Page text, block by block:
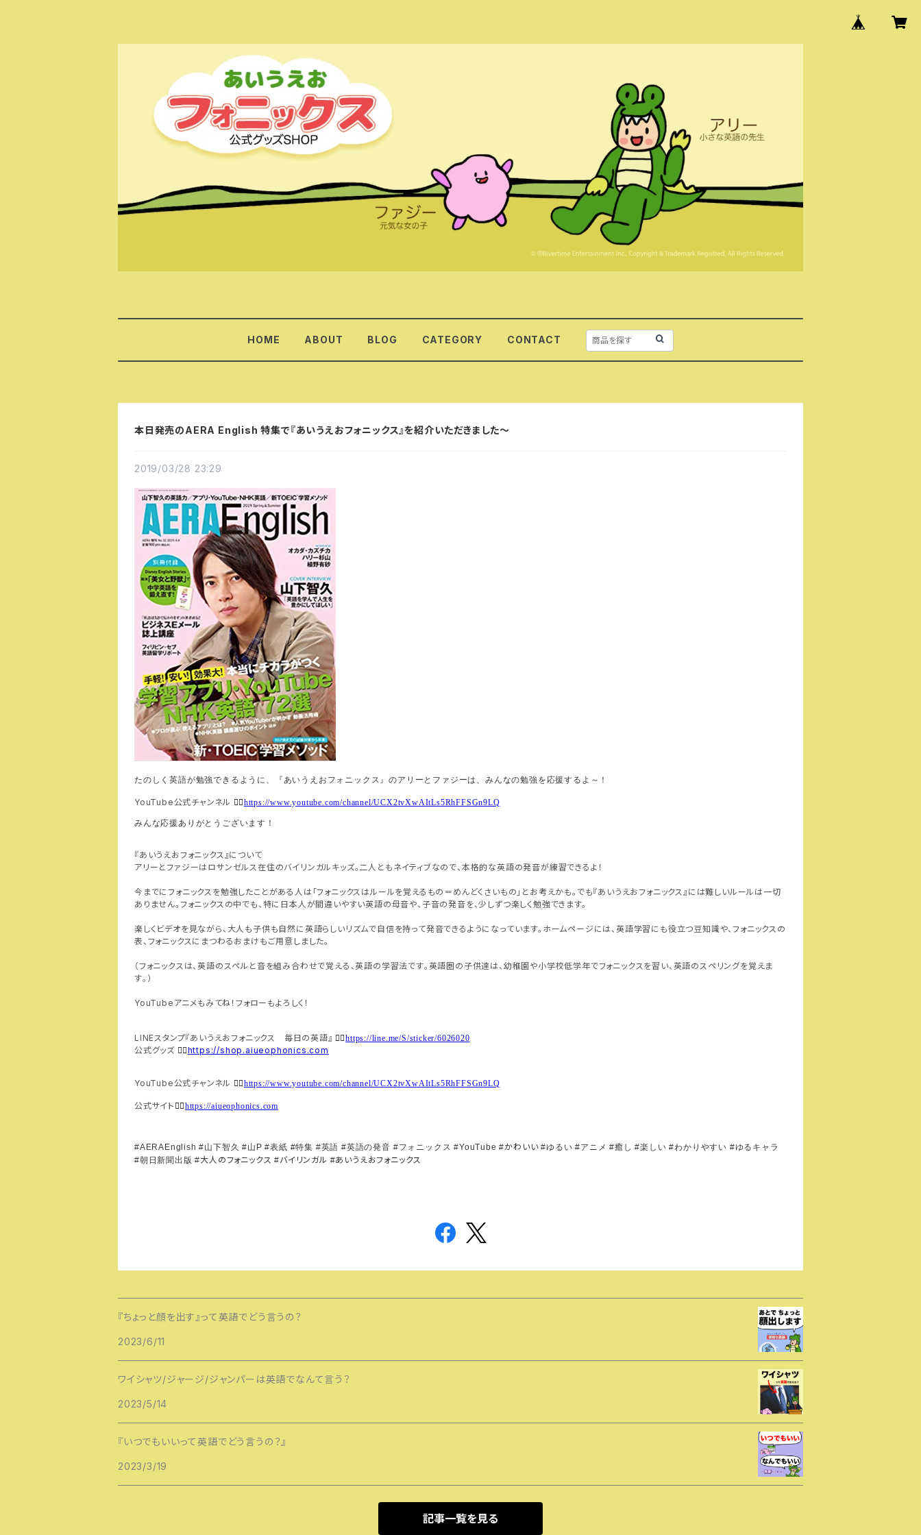
HOME ABOUT BLOG CATEGORY CONTACT
本日発売のAERA English 特集で『あいうえおフォニックス』を紹介いただきました～
2019/03/28 23:29
たのしく英語が勉強できるように、『あいうえおフォニックス』のアリーとファジーは、みんなの勉強を応援するよ～！
YouTube公式チャンネル 👉🏻https://www.youtube.com/channel/UCX2tvXwAItLs5RhFFSGn9LQ
みんな応援ありがとうございます！
『あいうえおフォニックス』について
アリーとファジーはロサンゼルス在住のバイリンガルキッズ。二人ともネイティブなので、本格的な英語の発音が練習できるよ！
今までにフォニックスを勉強したことがある人は「フォニックスはルールを覚えるもの＝めんどくさいもの」とお考えかも。でも『あいうえおフォニックス』には難しいルールは一切
ありません。フォニックスの中でも、特に日本人が間違いやすい英語の母音や、子音の発音を、少しずつ楽しく勉強できます。
楽しくビデオを見ながら、大人も子供も自然に英語らしいリズムで自信を持って発音できるようになっています。ホームページには、英語学習にも役立つ豆知識や、フォニックスの
表、フォニックスにまつわるおまけもご用意しました。
（フォニックスは、英語のスペルと音を組み合わせで覚える、英語の学習法です。英語圏の子供達は、幼稚園や小学校低学年でフォニックスを習い、英語のスペリングを覚えま
す。）
YouTubeアニメもみてね！フォローもよろしく！
LINEスタンプ『あいうえおフォニックス 毎日の英語』 👉🏻https://line.me/S/sticker/6026020
公式グッズ 👉🏻https://shop.aiueophonics.com
YouTube公式チャンネル 👉🏻https://www.youtube.com/channel/UCX2tvXwAItLs5RhFFSGn9LQ
公式サイト 👉🏻https://aiueophonics.com
#AERAEnglish #山下智久 #山 P #表紙 #特集 #英語 #英語の発音 #フォニックス #YouTube#かわいい#ゆるい #アニメ #癒し #楽しい #わかりやすい #ゆるキャラ
#朝日新聞出版#大人のフォニックス#バイリンガル #あいうえおフォニックス
『ちょっと顔を出す』って英語でどう言うの？
2023/6/11
ワイシャツ/ジャージ/ジャンパーは英語でなんて言う？
2023/5/14
『いつでもいいって英語でどう言うの？』
2023/3/19
記事一覧を見る